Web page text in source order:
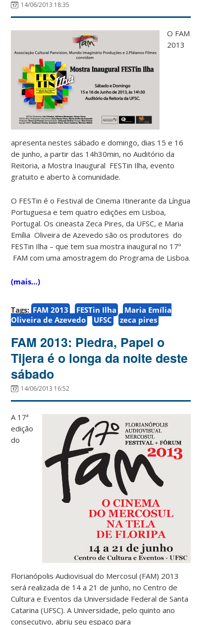
14/06/2013 18:35
O FAM
2013
apresenta nestes sábado e domingo, dias 15 e 16
de junho, a partir das 14h30min, no Auditório da
Reitoria, a Mostra Inaugural FESTin Ilha, evento
gratuito e aberto à comunidade.
O FESTin é o Festival de Cinema Itinerante da Língua
Portuguesa e tem quatro edições em Lisboa,
Portugal. Os cineasta Zeca Pires, da UFSC, e Maria
Emília Oliveira de Azevedo são os produtores do
FESTin Ilha – que tem sua mostra inaugural no 17º
FAM com uma amostragem do Programa de Lisboa.
(mais…)
Tags: FAM 2013 FESTin Ilha
Maria Emília
Oliveira de Azevedo
UFSC zeca pires
FAM 2013: Piedra, Papel o
Tijera é o longa da noite deste
sábado
14/06/2013 16:52
A 17ª
edição
do
Florianópolis Audiovisual do Mercosul (FAM) 2013
será realizada de 14 a 21 de junho, no Centro de
Cultura e Eventos da Universidade Federal de Santa
Catarina (UFSC). A Universidade, pelo quinto ano
consecutivo, abriu seu espaço para